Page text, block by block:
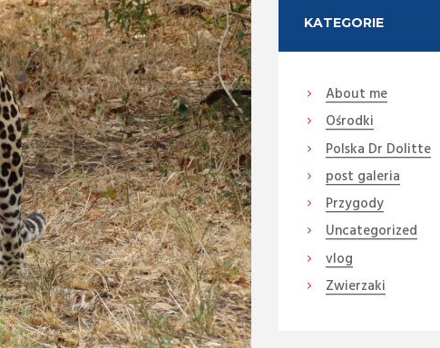
KATEGORIE
About me
Ośrodki
Polska Dr Dolitte
post galeria
Przygody
Uncategorized
vlog
Zwierzaki